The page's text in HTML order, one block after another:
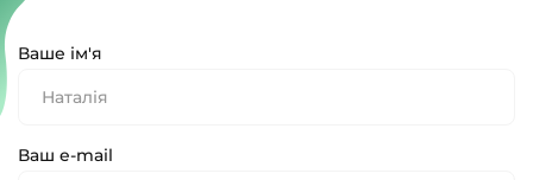
Ваше ім'я
Ваш e-mail